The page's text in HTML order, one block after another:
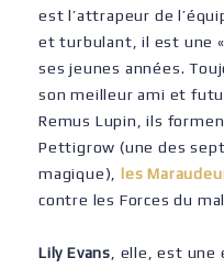
est l’attrapeur de
et turbulant, il est une
ses jeunes années.
son meilleur ami et
Remus Lupin, ils
Pettigrow (une des
magique), les
contre les Forces du
Lily Evans, elle, est une